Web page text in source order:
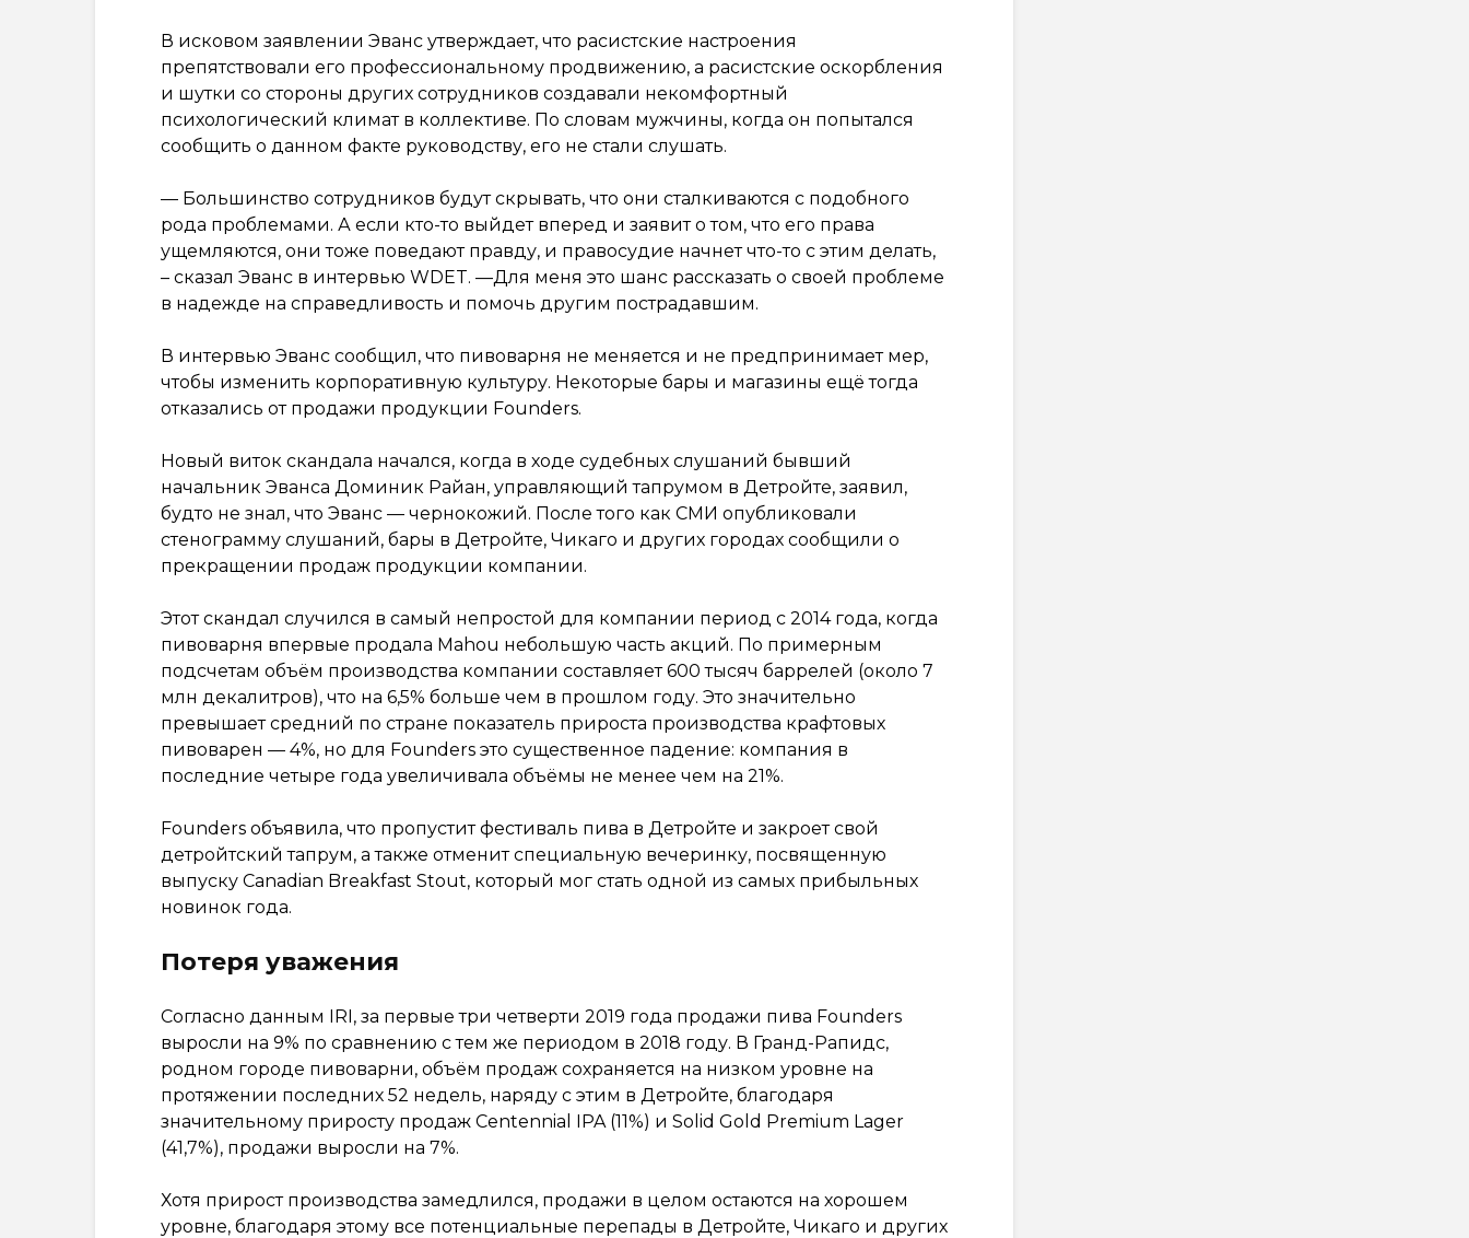
В исковом заявлении Эванс утверждает, что расистские настроения
препятствовали его профессиональному продвижению, а расистские оскорбления
и шутки со стороны других сотрудников создавали некомфортный
психологический климат в коллективе. По словам мужчины, когда он попытался
сообщить о данном факте руководству, его не стали слушать.
— Большинство сотрудников будут скрывать, что они сталкиваются с подобного
рода проблемами. А если кто-то выйдет вперед и заявит о том, что его права
ущемляются, они тоже поведают правду, и правосудие начнет что-то с этим делать,
– сказал Эванс в интервью WDET. —Для меня это шанс рассказать о своей проблеме
в надежде на справедливость и помочь другим пострадавшим.
В интервью Эванс сообщил, что пивоварня не меняется и не предпринимает мер,
чтобы изменить корпоративную культуру. Некоторые бары и магазины ещё тогда
отказались от продажи продукции Founders.
Новый виток скандала начался, когда в ходе судебных слушаний бывший
начальник Эванса Доминик Райан, управляющий тапрумом в Детройте, заявил,
будто не знал, что Эванс — чернокожий. После того как СМИ опубликовали
стенограмму слушаний, бары в Детройте, Чикаго и других городах сообщили о
прекращении продаж продукции компании.
Этот скандал случился в самый непростой для компании период с 2014 года, когда
пивоварня впервые продала Mahou небольшую часть акций. По примерным
подсчетам объём производства компании составляет 600 тысяч баррелей (около 7
млн декалитров), что на 6,5% больше чем в прошлом году. Это значительно
превышает средний по стране показатель прироста производства крафтовых
пивоварен — 4%, но для Founders это существенное падение: компания в
последние четыре года увеличивала объёмы не менее чем на 21%.
Founders объявила, что пропустит фестиваль пива в Детройте и закроет свой
детройтский тапрум, а также отменит специальную вечеринку, посвященную
выпуску Canadian Breakfast Stout, который мог стать одной из самых прибыльных
новинок года.
Потеря уважения
Согласно данным IRI, за первые три четверти 2019 года продажи пива Founders
выросли на 9% по сравнению с тем же периодом в 2018 году. В Гранд-Рапидс,
родном городе пивоварни, объём продаж сохраняется на низком уровне на
протяжении последних 52 недель, наряду с этим в Детройте, благодаря
значительному приросту продаж Centennial IPA (11%) и Solid Gold Premium Lager
(41,7%), продажи выросли на 7%.
Хотя прирост производства замедлился, продажи в целом остаются на хорошем
уровне, благодаря этому все потенциальные перепады в Детройте, Чикаго и других